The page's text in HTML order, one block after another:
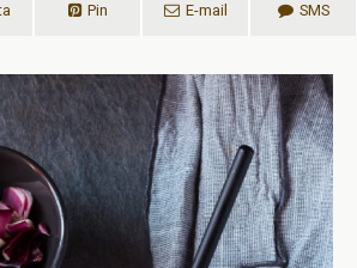
Pin E-mail SMS